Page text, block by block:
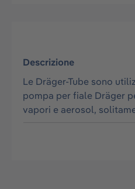
Descrizione
Le Dräger-Tube sono
pompa per fiale Dräger
vapori e aerosol,